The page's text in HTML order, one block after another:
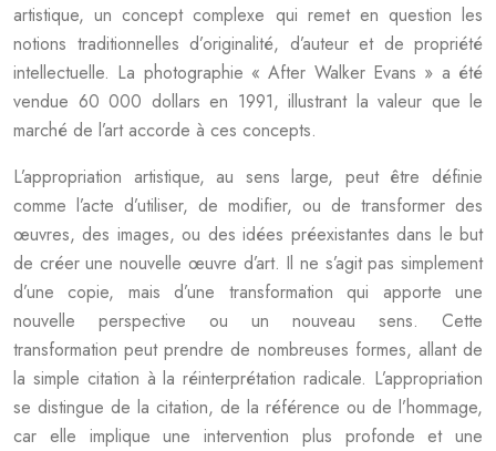
artistique, un concept complexe qui remet en question les
notions traditionnelles d’originalité, d’auteur et de propriété
intellectuelle. La photographie « After Walker Evans » a été
vendue 60 000 dollars en 1991, illustrant la valeur que le
marché de l’art accorde à ces concepts.
L’appropriation artistique, au sens large, peut être définie
comme l’acte d’utiliser, de modifier, ou de transformer des
œuvres, des images, ou des idées préexistantes dans le but
de créer une nouvelle œuvre d’art. Il ne s’agit pas simplement
d’une copie, mais d’une transformation qui apporte une
nouvelle perspective ou un nouveau sens. Cette
transformation peut prendre de nombreuses formes, allant de
la simple citation à la réinterprétation radicale. L’appropriation
se distingue de la citation, de la référence ou de l’hommage,
car elle implique une intervention plus profonde et une